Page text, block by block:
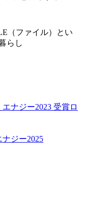
（ファイル）とい
らし
ジー2025